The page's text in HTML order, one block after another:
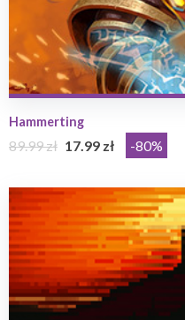
Hammerting
89.99 zł 17.99 zł -80%